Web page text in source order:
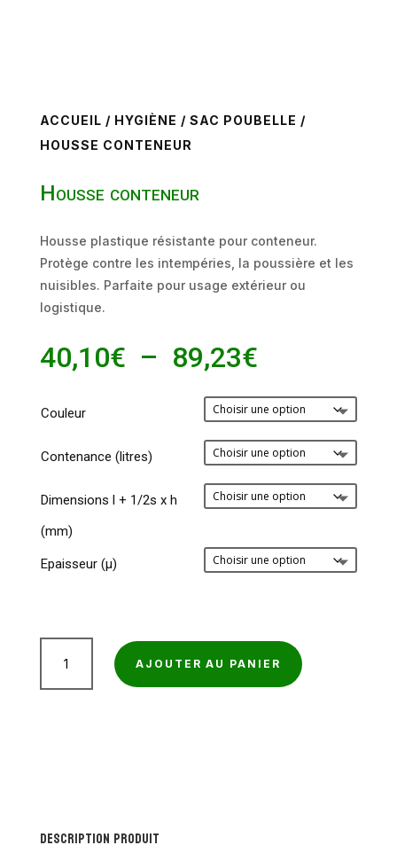
ACCUEIL / HYGIÈNE / SAC POUBELLE /
HOUSSE CONTENEUR
Housse conteneur
Housse plastique résistante pour conteneur.
Protège contre les intempéries, la poussière et les
nuisibles. Parfaite pour usage extérieur ou
logistique.
40,10€ – 89,23€Plage
prix :
40,10€
à
89,23€
Couleur
Contenance (litres)
Dimensions l + 1/2s x h
(mm)
Epaisseur (µ)
AJOUTER AU PANIER
Description produit